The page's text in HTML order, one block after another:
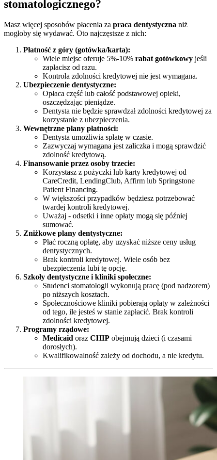
stomatologicznego?
Masz więcej sposobów płacenia za praca dentystyczna niż
mogłoby się wydawać. Oto najczęstsze z nich:
Płatność z góry (gotówka/karta):
Wiele miejsc oferuje 5%-10% rabat gotówkowy jeśli
zapłacisz od razu.
Kontrola zdolności kredytowej nie jest wymagana.
Ubezpieczenie dentystyczne:
Opłaca część lub całość podstawowej opieki,
oszczędzając pieniądze.
Dentysta nie będzie sprawdzał zdolności kredytowej za
korzystanie z ubezpieczenia.
Wewnętrzne plany płatności:
Dentysta umożliwia spłatę w czasie.
Zazwyczaj wymagana jest zaliczka i mogą sprawdzić
zdolność kredytową.
Finansowanie przez osoby trzecie:
Korzystasz z pożyczki lub karty kredytowej od
CareCredit, LendingClub, Affirm lub Springstone
Patient Financing.
W większości przypadków będziesz potrzebować
twardej kontroli kredytowej.
Uważaj - odsetki i inne opłaty mogą się później
sumować.
Zniżkowe plany dentystyczne:
Płać roczną opłatę, aby uzyskać niższe ceny usług
dentystycznych.
Brak kontroli kredytowej. Wiele osób bez
ubezpieczenia lubi tę opcję.
Szkoły dentystyczne i kliniki społeczne:
Studenci stomatologii wykonują pracę (pod nadzorem)
po niższych kosztach.
Społecznościowe kliniki pobierają opłaty w zależności
od tego, ile jesteś w stanie zapłacić. Brak kontroli
zdolności kredytowej.
Programy rządowe:
Medicaid oraz CHIP obejmują dzieci (i czasami
dorosłych).
Kwalifikowalność zależy od dochodu, a nie kredytu.